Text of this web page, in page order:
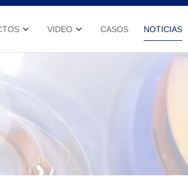
VIDEO CASOS NOTICIAS